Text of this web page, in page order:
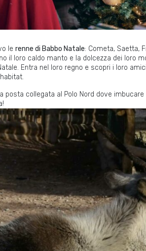
le renne di Babbo Natale: Cometa, Saetta,
il loro caldo manto e la dolcezza dei loro
Entra nel loro regno e scopri i loro
posta collegata al Polo Nord dove imbucare